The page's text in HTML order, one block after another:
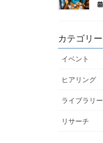
カテゴリー
イベント
ヒアリング
ライブラリー
リサーチ